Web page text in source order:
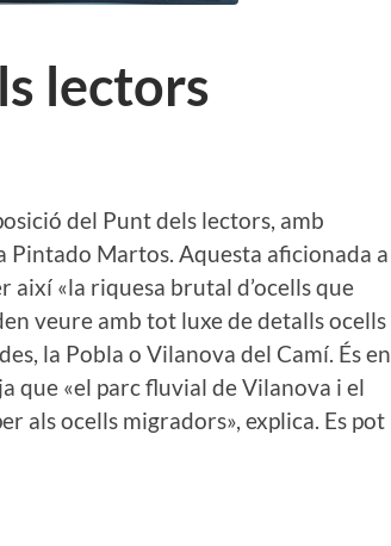
lectors
del Punt dels lectors, amb
Pintado Martos. Aquesta aficionada a
així «la riquesa brutal d’ocells que
veure amb tot luxe de detalls ocells
la Pobla o Vilanova del Camí. És en
que «el parc fluvial de Vilanova i el
als ocells migradors», explica. Es pot